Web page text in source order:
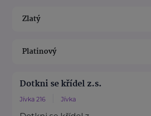
Zlatý
Platinový
Dotkni se křídel z.s.
Jívka 216 Jívka